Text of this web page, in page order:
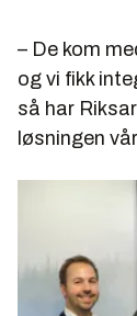
– De kom
og vi fikk
så har
løsningen